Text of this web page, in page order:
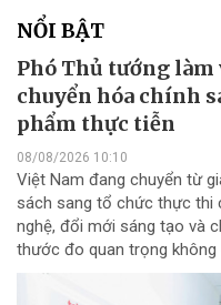
NỔI BẬT
Phó Thủ tướng làm
chuyển hóa chính
phẩm thực tiễn
08/08/2026 10:10
Việt Nam đang chuyển từ
sách sang tổ chức thực thi
nghệ, đổi mới sáng tạo và
thước đo quan trọng không